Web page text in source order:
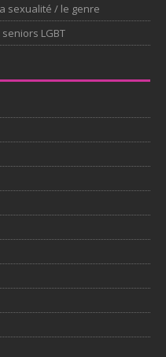
sexualité / le genre
LGBT